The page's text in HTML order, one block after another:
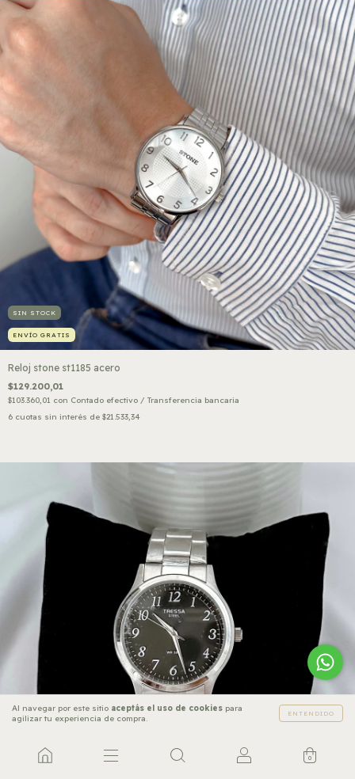
Al navegar por este sitio aceptás el uso de cookies para
agilizar tu experiencia de compra.
ENTENDIDO
0
SIN STOCK
ENVÍO GRATIS
Reloj stone st1185 acero
$129.200,01
$103.360,01 con Contado efectivo / Transferencia bancaria
6 cuotas sin interés de $21.533,34